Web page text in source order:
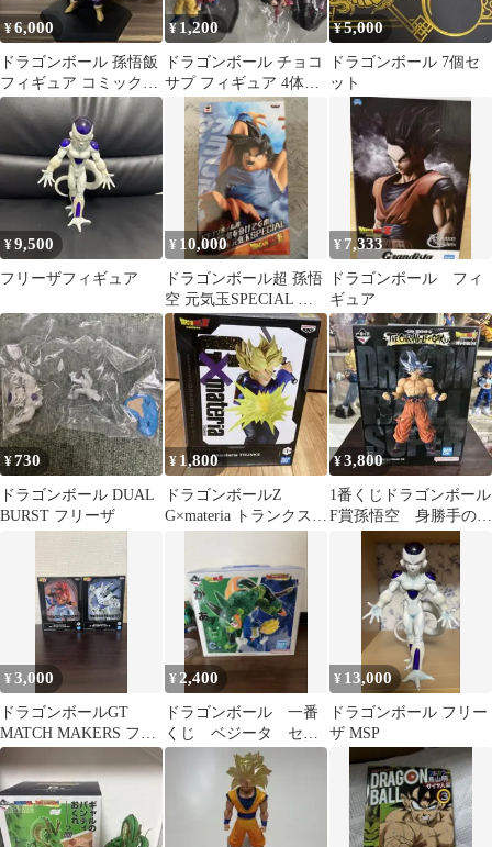
¥6,000
ドラゴンボール 孫悟飯
フィギュア コミックシ
ーン再現
¥ 1,200
ドラゴンボール チョコ
サプ フィギュア 4体セ
ット
¥5,000
ドラゴンボール 7個セ
ット
¥9,500
フリーザフィギュア
¥ 10,000
ドラゴンボール超 孫悟
空 元気玉SPECIAL フ
ィギュア
¥ 7,333
ドラゴンボール フィ
ギュア
¥730
ドラゴンボール DUAL
BURST フリーザ
¥ 1,800
ドラゴンボールZ
G×materia トランクス
¥3,800
1番くじドラゴンボール
F賞孫悟空 身勝手の極
意 MASTERLISE
¥3,000
ドラゴンボールGT
MATCH MAKERS フィ
ギュア 2種セット 悟空
¥ 2,400
ドラゴンボール 一番
くじ ベジータ セ
ル フィギュア 美品
¥ 13,000
ドラゴンボール フリー
ザ MSP